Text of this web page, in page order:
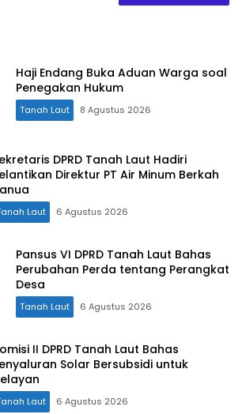
Haji Endang Buka Aduan Warga soal
Penegakan Hukum
Tanah Laut 8 Agustus 2026
DPRD Tanah Laut Hadiri
Direktur PT Air Minum Berkah
Laut 6 Agustus 2026
Pansus VI DPRD Tanah Laut Bahas
Perubahan Perda tentang Perangkat
Desa
Tanah Laut 6 Agustus 2026
II DPRD Tanah Laut Bahas
Solar Bersubsidi untuk
Laut 6 Agustus 2026